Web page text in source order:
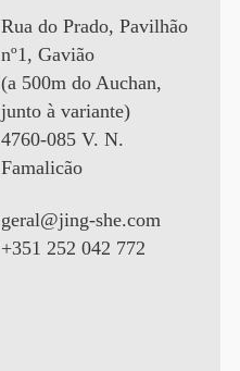
Rua do Prado, Pavilhão
nº1, Gavião
(a 500m do Auchan,
junto à variante)
4760-085 V. N.
Famalicão
geral@jing-she.com
+351 252 042 772